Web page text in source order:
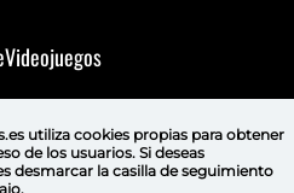
GAL
utiliza cookies propiaspara obtener
de los usuarios. Si deseas
desmarcar la casilla de seguimiento